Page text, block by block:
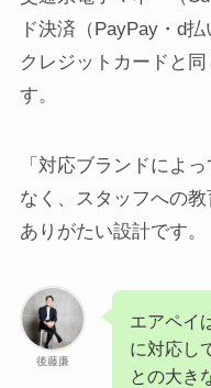
ド決済（PayPay・d
クレジットカードと同
す。
「対応ブランドによ
なく、スタッフへの
ありがたい設計です。
後藤廉
エアペイ
に対応し
との大き